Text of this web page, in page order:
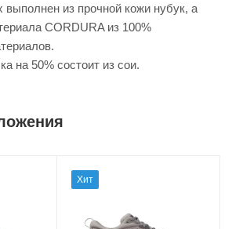
выполнен из прочной кожи нубук, а
CORDURA из 100%
на 50% состоит из сои.
Хит